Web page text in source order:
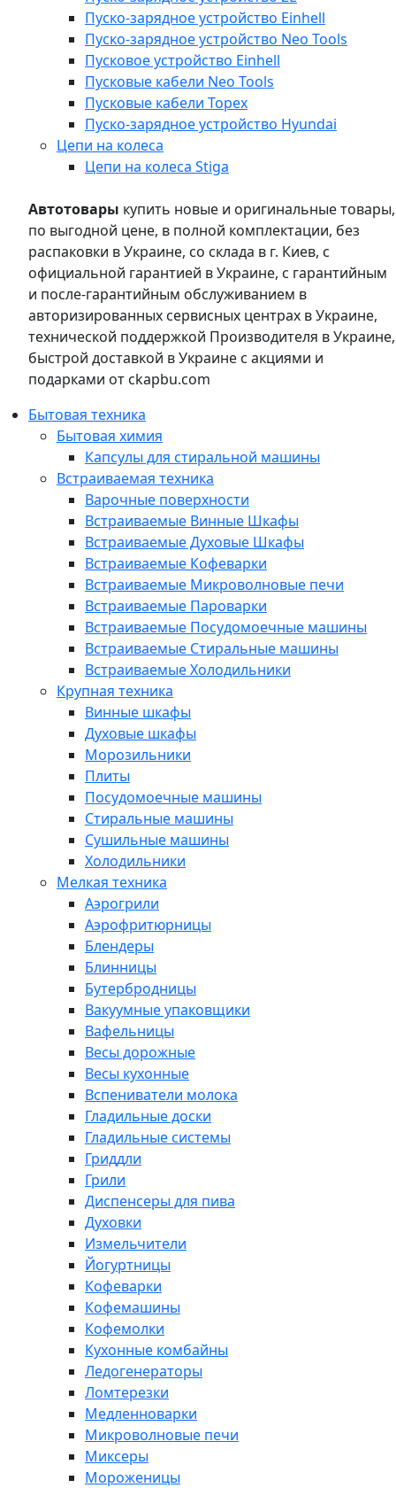
Пуско-зарядное устройство Einhell
Пуско-зарядное устройство Neo Tools
Пусковое устройство Einhell
Пусковые кабели Neo Tools
Пусковые кабели Topex
Пуско-зарядное устройство Hyundai
Цепи на колеса
Цепи на колеса Stiga
Автотовары купить новые и оригинальные товары,
по выгодной цене, в полной комплектации, без
распаковки в Украине, со склада в г. Киев, с
официальной гарантией в Украине, с гарантийным
и после-гарантийным обслуживанием в
авторизированных сервисных центрах в Украине,
технической поддержкой Производителя в Украине,
быстрой доставкой в Украине с акциями и
подарками от ckapbu.com
Бытовая техника
Бытовая химия
Капсулы для стиральной машины
Встраиваемая техника
Варочные поверхности
Встраиваемые Винные Шкафы
Встраиваемые Духовые Шкафы
Встраиваемые Кофеварки
Встраиваемые Микроволновые печи
Встраиваемые Пароварки
Встраиваемые Посудомоечные машины
Встраиваемые Стиральные машины
Встраиваемые Холодильники
Крупная техника
Винные шкафы
Духовые шкафы
Морозильники
Плиты
Посудомоечные машины
Стиральные машины
Сушильные машины
Холодильники
Мелкая техника
Аэрогрили
Аэрофритюрницы
Блендеры
Блинницы
Бутербродницы
Вакуумные упаковщики
Вафельницы
Весы дорожные
Весы кухонные
Вспениватели молока
Гладильные доски
Гладильные системы
Гриддли
Грили
Диспенсеры для пива
Духовки
Измельчители
Йогуртницы
Кофеварки
Кофемашины
Кофемолки
Кухонные комбайны
Ледогенераторы
Ломтерезки
Медленноварки
Микроволновые печи
Миксеры
Мороженицы